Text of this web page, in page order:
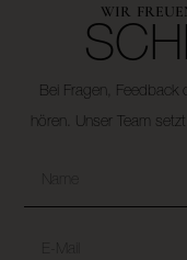
WIR
Bei Fragen, Feedback
hören. Unser Team